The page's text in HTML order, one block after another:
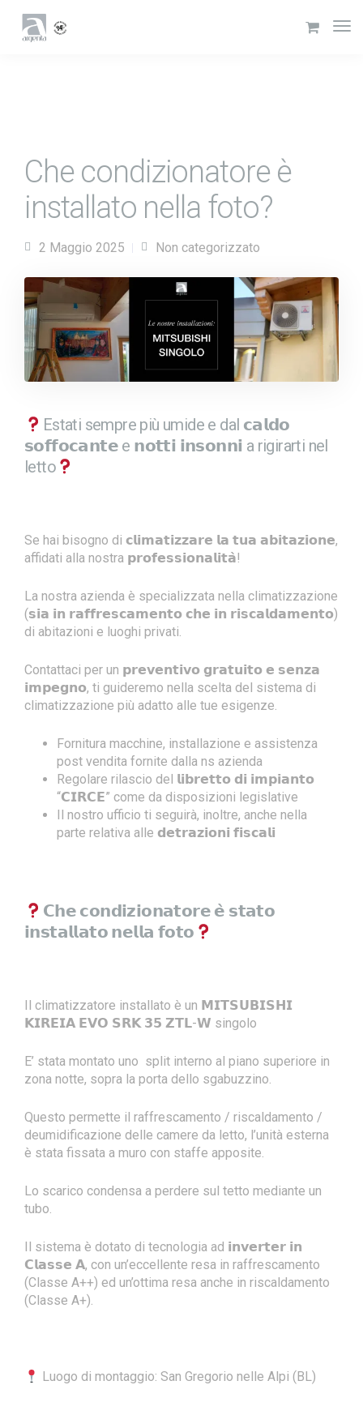
Che condizionatore è
installato nella foto?
2 Maggio 2025 Non categorizzato
Estati sempre più umide e dal 𝗰𝗮𝗹𝗱𝗼
𝘀𝗼𝗳𝗳𝗼𝗰𝗮𝗻𝘁𝗲 e 𝗻𝗼𝘁𝘁𝗶 𝗶𝗻𝘀𝗼𝗻𝗻𝗶 a rigirarti nel
letto
Se hai bisogno di 𝗰𝗹𝗶𝗺𝗮𝘁𝗶𝘇𝘇𝗮𝗿𝗲 𝗹𝗮 𝘁𝘂𝗮 𝗮𝗯𝗶𝘁𝗮𝘇𝗶𝗼𝗻𝗲,
affidati alla nostra 𝗽𝗿𝗼𝗳𝗲𝘀𝘀𝗶𝗼𝗻𝗮𝗹𝗶𝘁𝗮̀!
La nostra azienda è specializzata nella climatizzazione
(𝘀𝗶𝗮 𝗶𝗻 𝗿𝗮𝗳𝗳𝗿𝗲𝘀𝗰𝗮𝗺𝗲𝗻𝘁𝗼 𝗰𝗵𝗲 𝗶𝗻 𝗿𝗶𝘀𝗰𝗮𝗹𝗱𝗮𝗺𝗲𝗻𝘁𝗼)
di abitazioni e luoghi privati.
Contattaci per un 𝗽𝗿𝗲𝘃𝗲𝗻𝘁𝗶𝘃𝗼 𝗴𝗿𝗮𝘁𝘂𝗶𝘁𝗼 𝗲 𝘀𝗲𝗻𝘇𝗮
𝗶𝗺𝗽𝗲𝗴𝗻𝗼, ti guideremo nella scelta del sistema di
climatizzazione più adatto alle tue esigenze.
Fornitura macchine, installazione e assistenza
post vendita fornite dalla ns azienda
Regolare rilascio del 𝗹𝗶𝗯𝗿𝗲𝘁𝘁𝗼 𝗱𝗶 𝗶𝗺𝗽𝗶𝗮𝗻𝘁𝗼
“𝗖𝗜𝗥𝗖𝗘” come da disposizioni legislative
Il nostro ufficio ti seguirà, inoltre, anche nella
parte relativa alle 𝗱𝗲𝘁𝗿𝗮𝘇𝗶𝗼𝗻𝗶 𝗳𝗶𝘀𝗰𝗮𝗹𝗶
𝗖𝗵𝗲 𝗰𝗼𝗻𝗱𝗶𝘇𝗶𝗼𝗻𝗮𝘁𝗼𝗿𝗲 𝗲̀ 𝘀𝘁𝗮𝘁𝗼
𝗶𝗻𝘀𝘁𝗮𝗹𝗹𝗮𝘁𝗼 𝗻𝗲𝗹𝗹𝗮 𝗳𝗼𝘁𝗼
Il climatizzatore installato è un 𝗠𝗜𝗧𝗦𝗨𝗕𝗜𝗦𝗛𝗜
𝗞𝗜𝗥𝗘𝗜𝗔 𝗘𝗩𝗢 𝗦𝗥𝗞 𝟯𝟱 𝗭𝗧𝗟-𝗪 singolo
E’ stata montato uno split interno al piano superiore in
zona notte, sopra la porta dello sgabuzzino.
Questo permette il raffrescamento / riscaldamento /
deumidificazione delle camere da letto, l’unità esterna
è stata fissata a muro con staffe apposite.
Lo scarico condensa a perdere sul tetto mediante un
tubo.
Il sistema è dotato di tecnologia ad 𝗶𝗻𝘃𝗲𝗿𝘁𝗲𝗿 𝗶𝗻
𝗖𝗹𝗮𝘀𝘀𝗲 𝗔, con un’eccellente resa in raffrescamento
(Classe A++) ed un’ottima resa anche in riscaldamento
(Classe A+).
Luogo di montaggio: San Gregorio nelle Alpi (BL)